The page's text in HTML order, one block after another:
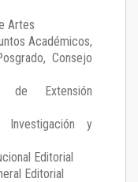
Artes
Académicos,
Consejo
de Extensión
y
Editorial
Editorial